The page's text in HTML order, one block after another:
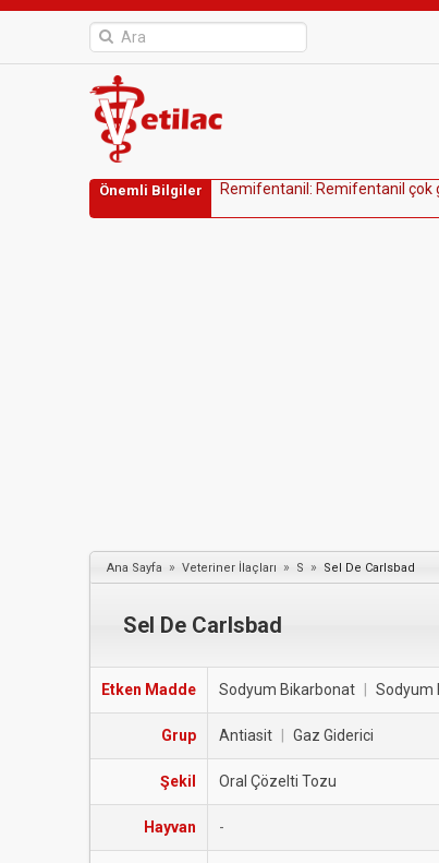
Önemli Bilgiler Remifentani : Remifentani çok
Ana Sayfa » Veteriner İlaçları » S » Sel De Carlsbad
Sel De Carlsbad
Etken Madde Sodyum Bikarbonat Sodyum
Grup Antiasit Gaz Giderici
Şekil Oral Çözelti Tozu
Hayvan -